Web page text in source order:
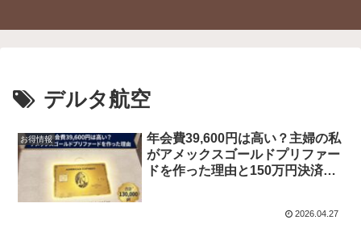
デルタ航空
お得情報
年会費39,600円は高い？主婦の私
がアメックスゴールドプリファー
ドを作った理由と150万円決済の
2026.04.27